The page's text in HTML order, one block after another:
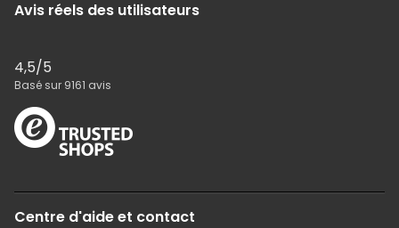
Avis réels des utilisateurs
4,5/5
Basé sur 9161 avis
Centre d'aide et contact